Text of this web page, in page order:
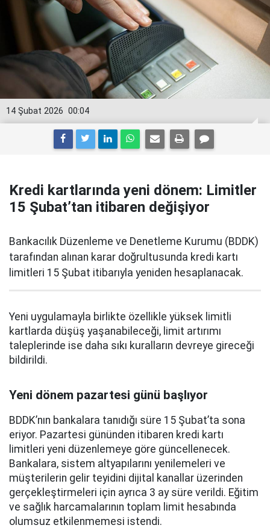
00:04
14 Şubat 2026
Kredi kartlarında yeni dönem: Limitler
15 Şubat’tan itibaren değişiyor
Bankacılık Düzenleme ve Denetleme Kurumu (BDDK)
tarafından alınan karar doğrultusunda kredi kartı
limitleri 15 Şubat itibarıyla yeniden hesaplanacak.
Yeni uygulamayla birlikte özellikle yüksek limitli
kartlarda düşüş yaşanabileceği, limit artırımı
taleplerinde ise daha sıkı kuralların devreye gireceği
bildirildi.
Yeni dönem pazartesi günü başlıyor
BDDK’nın bankalara tanıdığı süre 15 Şubat’ta sona
eriyor. Pazartesi gününden itibaren kredi kartı
limitleri yeni düzenlemeye göre güncellenecek.
Bankalara, sistem altyapılarını yenilemeleri ve
müşterilerin gelir teyidini dijital kanallar üzerinden
gerçekleştirmeleri için ayrıca 3 ay süre verildi. Eğitim
ve sağlık harcamalarının toplam limit hesabında
olumsuz etkilenmemesi istendi.